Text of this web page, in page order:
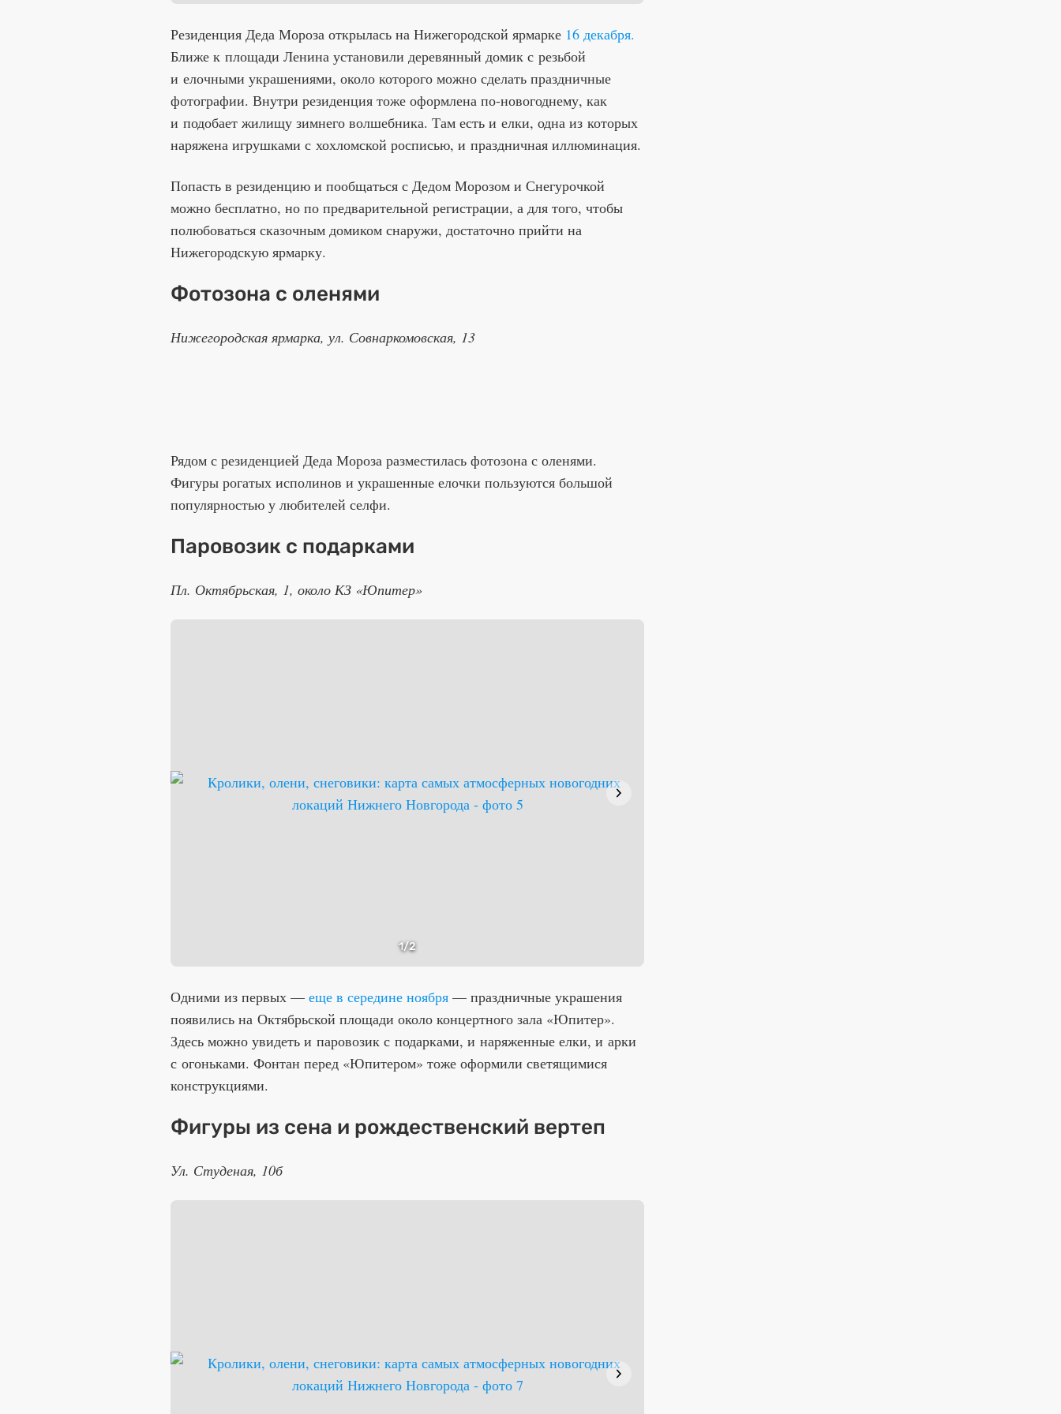
Резиденция Деда Мороза открылась на Нижегородской ярмарке 16 декабря.
Ближе к площади Ленина установили деревянный домик с резьбой
и елочными украшениями, около которого можно сделать праздничные
фотографии. Внутри резиденция тоже оформлена по-новогоднему, как
и подобает жилищу зимнего волшебника. Там есть и елки, одна из которых
наряжена игрушками с хохломской росписью, и праздничная иллюминация.
Попасть в резиденцию и пообщаться с Дедом Морозом и Снегурочкой
можно бесплатно, но по предварительной регистрации, а для того, чтобы
полюбоваться сказочным домиком снаружи, достаточно прийти на
Нижегородскую ярмарку.
Фотозона с оленями
Нижегородская ярмарка, ул. Совнаркомовская, 13
Рядом с резиденцией Деда Мороза разместилась фотозона с оленями.
Фигуры рогатых исполинов и украшенные елочки пользуются большой
популярностью у любителей селфи.
Паровозик с подарками
Пл. Октябрьская, 1, около КЗ «Юпитер»
1/2
Одними из первых — еще в середине ноября — праздничные украшения
появились на Октябрьской площади около концертного зала «Юпитер».
Здесь можно увидеть и паровозик с подарками, и наряженные елки, и арки
с огоньками. Фонтан перед «Юпитером» тоже оформили светящимися
конструкциями.
Фигуры из сена и рождественский вертеп
Ул. Студеная, 10б